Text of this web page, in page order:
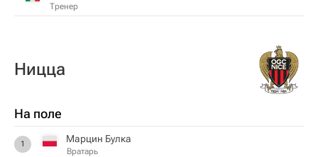
Тренер
Ницца
На поле
1 Марцин Булка
Вратарь